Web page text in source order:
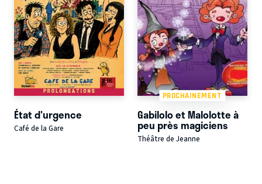
État d'urgence
Café de la Gare
PROCHAINEMENT
Gabilolo et Malolotte à
peu près magiciens
Théâtre de Jeanne